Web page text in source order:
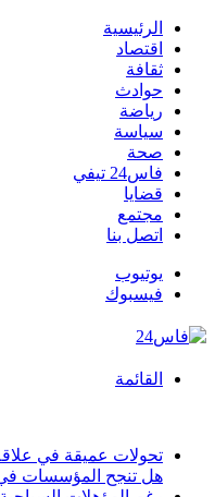
الرئيسية
اقتصاد
ثقافة
حوادث
رياضة
سياسة
صحة
فاس24 تيفي
قضايا
مجتمع
اتصل بنا
يوتيوب
فيسبوك
القائمة
تحولات عميقة في
هل تنجح المؤسسات